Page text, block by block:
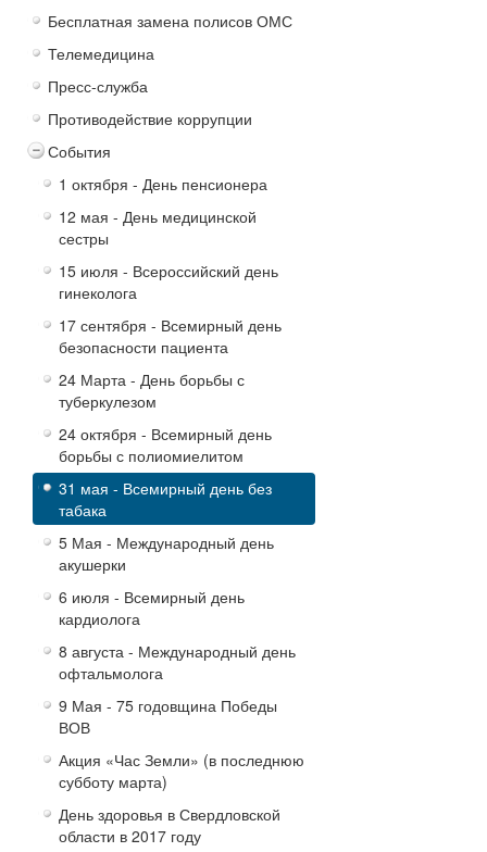
Бесплатная замена полисов ОМС
Телемедицина
Пресс-служба
Противодействие коррупции
События
1 октября - День пенсионера
12 мая - День медицинской
сестры
15 июля - Всероссийский день
гинеколога
17 сентября - Всемирный день
безопасности пациента
24 Марта - День борьбы с
туберкулезом
24 октября - Всемирный день
борьбы с полиомиелитом
31 мая - Всемирный день без
табака
5 Мая - Международный день
акушерки
6 июля - Всемирный день
кардиолога
8 августа - Международный день
офтальмолога
9 Мая - 75 годовщина Победы
ВОВ
Акция «Час Земли» (в последнюю
субботу марта)
День здоровья в Свердловской
области в 2017 году